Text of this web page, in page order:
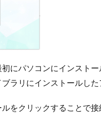
にパソコンにインストー
ラリにインストールした
をクリックすることで